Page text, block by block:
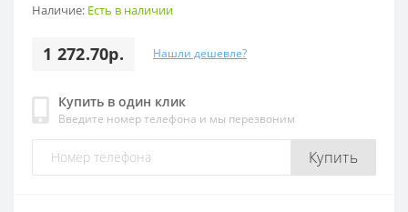
Наличие: Есть в наличии
1 272.70р. Нашли дешевле?
Купить в один клик
Введите номер телефона и мы перезвоним
Купить